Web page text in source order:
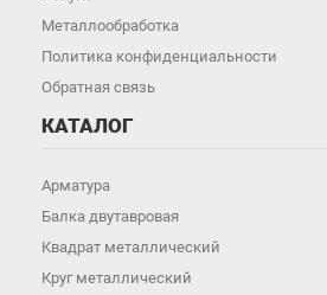
Металлообработка
Политика конфиденциальности
Обратная связь
КАТАЛОГ
Арматура
Балка двутавровая
Квадрат металлический
Круг металлический